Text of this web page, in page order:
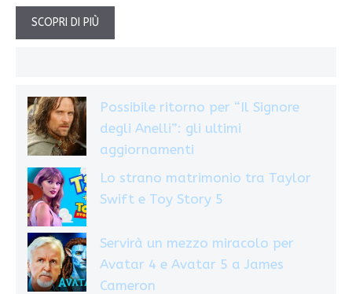
SCOPRI DI PIÙ
Possibile ritorno per “Il Signore
degli Anelli”: gli ultimi
aggiornamenti
Lo strano matrimonio tra Taylor
Swift e Toy Story 5
Servirà un mezzo miracolo per
Avatar 4 e Avatar 5 a James
Cameron